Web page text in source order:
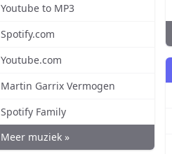
Youtube to MP3
Spotify.com
Youtube.com
Martin Garrix Vermogen
Spotify Family
Meer muziek »